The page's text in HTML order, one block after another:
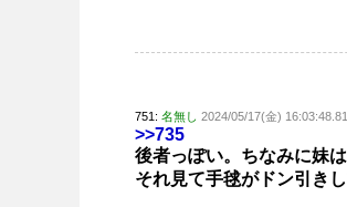
751: 名無し 2024/05/17(金) 16:03:48.81
>>735
後者っぽい。ちなみに妹
それ見て手毬がドン引き